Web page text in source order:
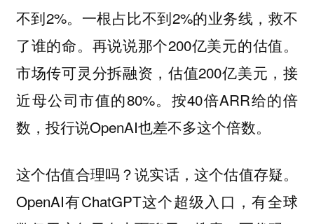
不到2%。一根占比不到2%的业务线，救不
了谁的命。再说说那个200亿美元的估值。
市场传可灵分拆融资，估值200亿美元，接
近母公司市值的80%。按40倍ARR给的倍
数，投行说OpenAI也差不多这个倍数。
这个估值合理吗？说实话，这个估值存疑。
OpenAI有ChatGPT这个超级入口，有全球